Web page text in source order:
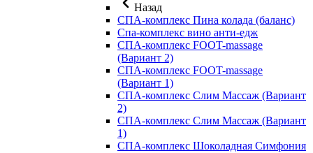
Назад
СПА-комплекс Пина колада (баланс)
Cпа-комплекс вино анти-едж
СПА-комплекс FOOT-massage
(Вариант 2)
СПА-комплекс FOOT-massage
(Вариант 1)
СПА-комплекс Слим Массаж (Вариант
2)
СПА-комплекс Слим Массаж (Вариант
1)
СПА-комплекс Шоколадная Симфония